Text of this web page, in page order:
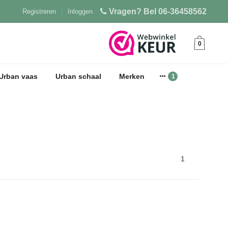
Vragen? Bel 06-36458562
Inloggen
Registreren
0
vaas Urban schaal Merken
1